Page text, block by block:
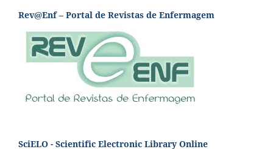
Rev@Enf – Portal de Revistas de Enfermagem
SciELO - Scientific Electronic Library Online